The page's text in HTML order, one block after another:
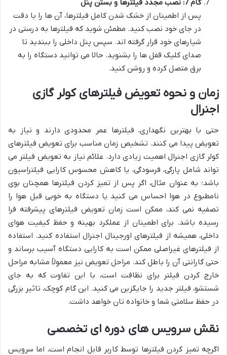
گام 7: نصب مجدد فیلترها و بستن پنل
پس از اطمینان از خشک شدن کامل فیلترها، آن ها را با دقت
در جای خود نصب کنید. مطمئن شوید که فیلترها به درستی در
شیارهای خود قرار گرفته اند. سپس پنل داخلی را ببندید تا
صدای کلیک قفل ها را بشنوید. حالا می توانید دستگاه را به
برق متصل کرده و روشن کنید.
زمان و نحوه تعویض فیلترهای کولر گازی
اجنرال
حتی با بهترین نگهداری، فیلترها عمر محدودی دارند و نیاز به
تعویض پیدا می کنند. تشخیص زمان مناسب برای تعویض فیلترهای
کولر گازی اجنرال اهمیت زیادی دارد. علائم نیاز به تعویض فیلتر می
تواند شامل پارگی، فرسودگی، یا کاهش محسوس کارایی فیلتراسیون
باشد؛ به عنوان مثال، اگر پس از تمیز کردن فیلترها همچنان بوی
نامطبوع در هوا احساس می کنید یا دستگاه به خوبی قبل هوا را
تصفیه نمی کند، ممکن است زمان تعویض فیلترهای پیشرفته فرا
رسیده باشد. برای اطمینان از عملکرد بهینه و حفظ کیفیت هوای
داخلی، همیشه از فیلترهای اورجینال اجنرال استفاده کنید. استفاده
از فیلترهای غیراصلی ممکن است به کارایی دستگاه آسیب برساند و
حتی گارانتی آن را باطل کند. مراحل تعویض نیز معمولاً مشابه مراحل
خارج کردن فیلتر برای نظافت است، با این تفاوت که به جای
شستشو، فیلتر جدید را جایگزین می کنید. این گام کوچک، تاثیر بزرگی
در حفظ سلامتی شما و خانواده تان خواهد داشت.
نقش سرویس های دوره ای تخصصی
اگرچه تمیز کردن فیلترها توسط کاربر قابل انجام است، اما سرویس